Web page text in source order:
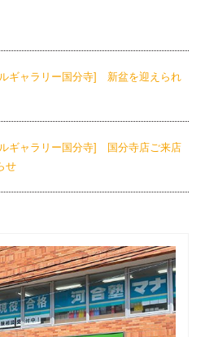
ギャラリー国分寺]
新盆を迎えられ
ギャラリー国分寺]
国分寺店ご来店
せ
ギャラリー国分寺]
夫婦位牌をご存